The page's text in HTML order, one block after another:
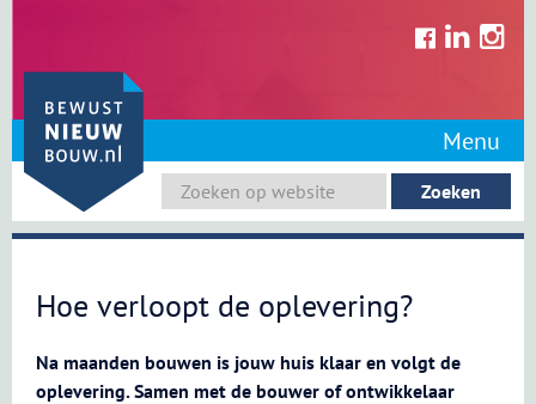
content
Menu
Hoe verloopt de oplevering?
Na maanden bouwen is jouw huis klaar en volgt de
oplevering. Samen met de bouwer of ontwikkelaar